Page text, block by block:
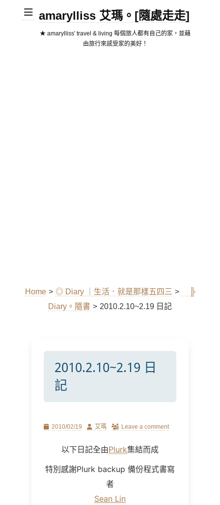
amarylliss 艾瑪。[隨處走走]
★ amarylliss' travel & living 每個旅人都有自己的家，並藉
由旅行來感受家的美好！
Home > ◎ Diary ｜生活．就是那樣五四三 >
╠
Diary。隨書 > 2010.2.10~2.19 日記
2010.2.10~2.19 日
記
Posted2010/02/19 Author
艾瑪 Leave a comment
以下日記全由Plurk集結而成
特別感謝Plurk backup 備份程式書寫
者
Sean Lin